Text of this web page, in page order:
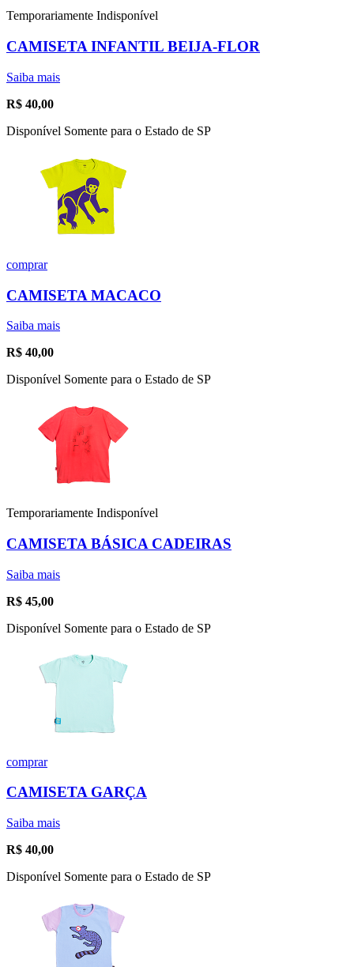
Temporariamente Indisponível
CAMISETA INFANTIL BEIJA-FLOR
Saiba mais
R$ 40,00
Disponível Somente para o Estado de SP
comprar
CAMISETA MACACO
Saiba mais
R$ 40,00
Disponível Somente para o Estado de SP
Temporariamente Indisponível
CAMISETA BÁSICA CADEIRAS
Saiba mais
R$ 45,00
Disponível Somente para o Estado de SP
comprar
CAMISETA GARÇA
Saiba mais
R$ 40,00
Disponível Somente para o Estado de SP